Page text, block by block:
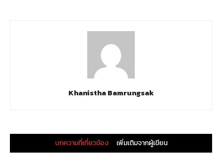
Khanistha Bamrungsak
บทความที่เกี่ยวข้อง เพิ่มเติมจากผู้เขียน